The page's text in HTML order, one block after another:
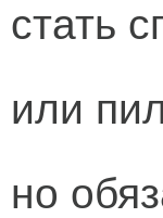
стать
или
но